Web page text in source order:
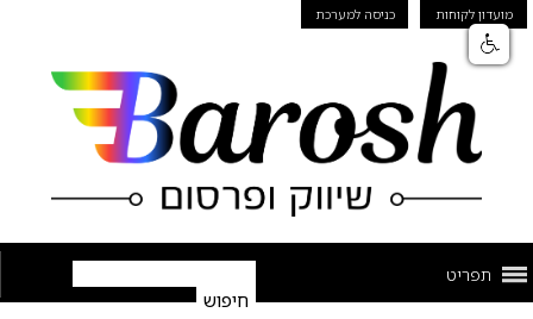
מועדון לקוחות כניסה למערכת
תפריט